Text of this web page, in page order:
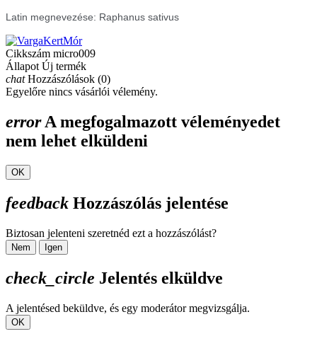
Latin megnevezése: Raphanus sativus
Cikkszám micro009
ÁllapotÚj termék
chatHozzászólások (0)
Egyelőre nincs vásárlói vélemény.
errorA megfogalmazott véleményedet
nem lehet elküldeni
OK
feedback Hozzászólás jelentése
Biztosan jelenteni szeretnéd ezt a hozzászólást?
Nem Igen
check_circle Jelentés elküldve
A jelentésed beküldve, és egy moderátor megvizsgálja.
OK